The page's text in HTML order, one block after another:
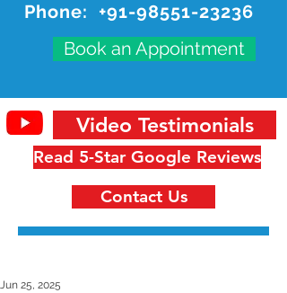
Phone: +91-98551-23236
Book an Appointment
Read 5-Star Google Reviews
Video Testimonials
Contact Us
Jun 25, 2025